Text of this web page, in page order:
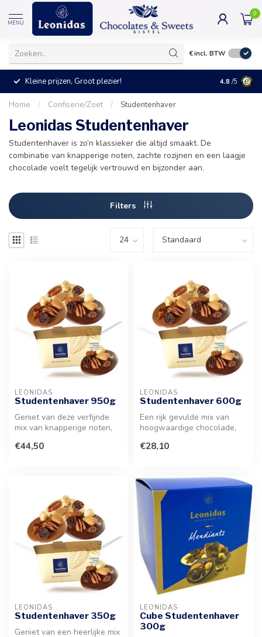
MENU
0
€incl. BTW
Kleine prijzen, Groot plezier! 4.8 /5
Home / Confiserie/Zoet / Studentenhaver
Leonidas Studentenhaver
Studentenhaver is zo’n klassieker die altijd smaakt. De
combinatie van knapperige noten, zachte rozijnen en een laagje
chocolade voelt tegelijk vertrouwd en bijzonder aan.
Filters
LEONIDAS
Studentenhaver 950g
Geniet van deze verfijnde
mix van knapperige noten,
hoogwa...
€44,50
LEONIDAS
Studentenhaver 600g
Een rijk gevulde mix van
hoogwaardige chocolade,
gedroogde v...
€28,10
LEONIDAS
Studentenhaver 350g
Geniet van een heerlijke mix
LEONIDAS
Cube Studentenhaver
300g